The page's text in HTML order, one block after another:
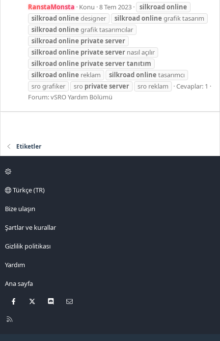
RanstaMonsta Konu 8 Tem 2023 silkroadonline
silkroadonline designer silkroadonline grafik tasarım
silkroadonline grafik tasarımcılar
silkroadonline private server
silkroadonline private server nasıl açılır
silkroadonline private servertanıtım
silkroadonline reklam silkroadonline tasarımcı
sro grafiker
sro private server sro reklam
Cevaplar: 1
Forum:vSRO Yardım Bölümü
Etiketler
Türkçe (TR)
Bize ulaşın
Şartlar ve kurallar
Gizlilik politikası
Yardım
Ana sayfa
Facebook Discord
R